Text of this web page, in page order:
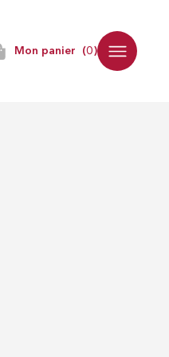
Mon panier (0)